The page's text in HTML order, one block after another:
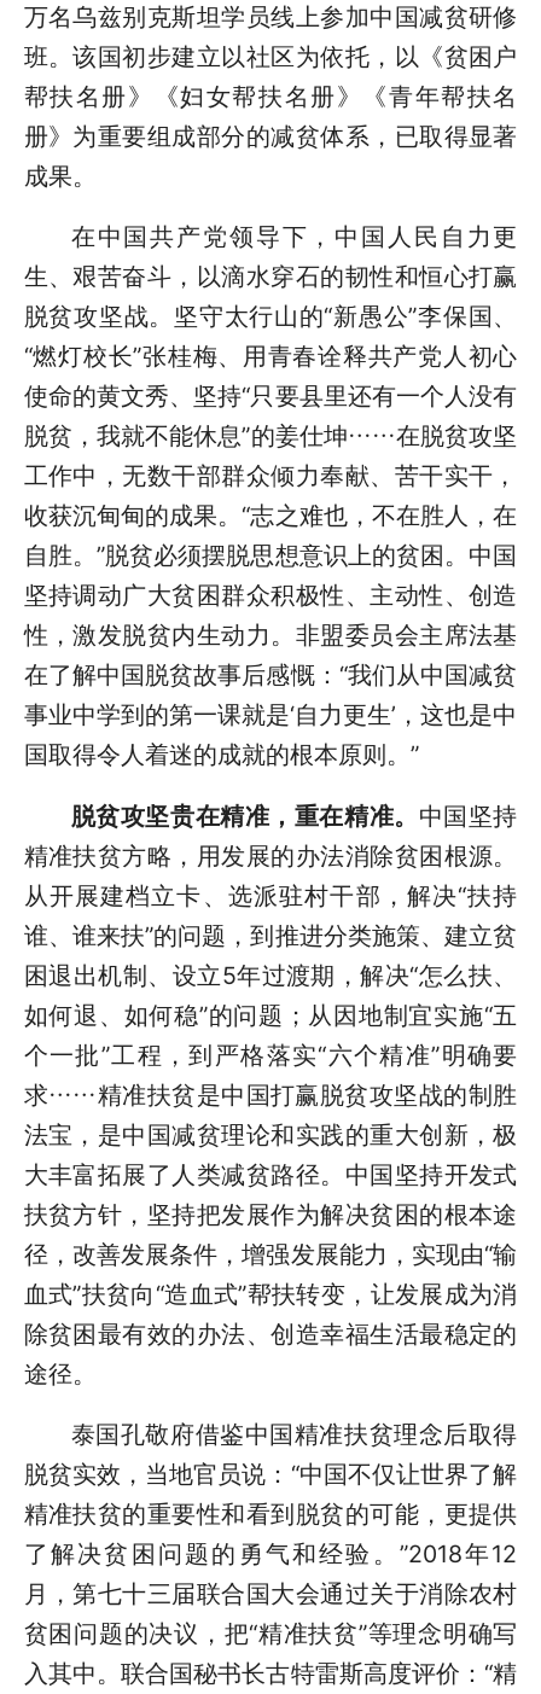
万名乌兹别克斯坦学员线上参加中国减贫研修
班。该国初步建立以社区为依托，以《贫困户
帮扶名册》《妇女帮扶名册》《青年帮扶名
册》为重要组成部分的减贫体系，已取得显著
成果。
在中国共产党领导下，中国人民自力更
生、艰苦奋斗，以滴水穿石的韧性和恒心打赢
脱贫攻坚战。坚守太行山的“新愚公”李保国、
“燃灯校长”张桂梅、用青春诠释共产党人初心
使命的黄文秀、坚持“只要县里还有一个人没有
脱贫，我就不能休息”的姜仕坤……在脱贫攻坚
工作中，无数干部群众倾力奉献、苦干实干，
收获沉甸甸的成果。“志之难也，不在胜人，在
自胜。”脱贫必须摆脱思想意识上的贫困。中国
坚持调动广大贫困群众积极性、主动性、创造
性，激发脱贫内生动力。非盟委员会主席法基
在了解中国脱贫故事后感慨：“我们从中国减贫
事业中学到的第一课就是‘自力更生’，这也是中
国取得令人着迷的成就的根本原则。”
脱贫攻坚贵在精准，重在精准。 中国坚持
精准扶贫方略，用发展的办法消除贫困根源。
从开展建档立卡、选派驻村干部，解决“扶持
谁、谁来扶”的问题，到推进分类施策、建立贫
困退出机制、设立5年过渡期，解决“怎么扶、
如何退、如何稳”的问题；从因地制宜实施“五
个一批”工程，到严格落实“六个精准”明确要
求……精准扶贫是中国打赢脱贫攻坚战的制胜
法宝，是中国减贫理论和实践的重大创新，极
大丰富拓展了人类减贫路径。中国坚持开发式
扶贫方针，坚持把发展作为解决贫困的根本途
径，改善发展条件，增强发展能力，实现由“输
血式”扶贫向“造血式”帮扶转变，让发展成为消
除贫困最有效的办法、创造幸福生活最稳定的
途径。
泰国孔敬府借鉴中国精准扶贫理念后取得
脱贫实效，当地官员说：“中国不仅让世界了解
精准扶贫的重要性和看到脱贫的可能，更提供
了解决贫困问题的勇气和经验。”2018年12
月，第七十三届联合国大会通过关于消除农村
贫困问题的决议，把“精准扶贫”等理念明确写
入其中。联合国秘书长古特雷斯高度评价：“精